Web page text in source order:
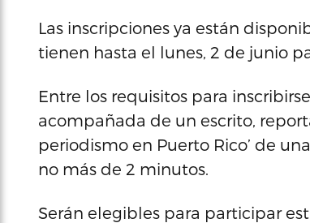
Las inscripciones ya están
tienen hasta el lunes, 2 de junio
Entre los requisitos para
acompañada de un escrito,
periodismo en Puerto Rico’ de
no más de 2 minutos.
Serán elegibles para participar